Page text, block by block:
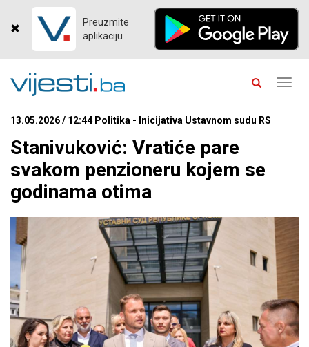
Preuzmite
aplikaciju
13.05.2026 / 12:44 Politika - Inicijativa Ustavnom sudu RS
Stanivuković: Vratiće pare
svakom penzioneru kojem se
godinama otima